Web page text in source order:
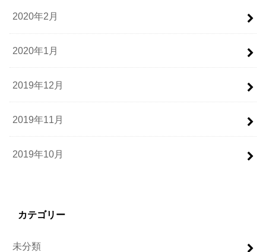
2020年2月
2020年1月
2019年12月
2019年11月
2019年10月
カテゴリー
未分類